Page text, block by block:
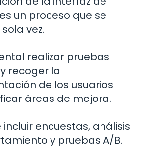
un proceso que se
vez.
realizar pruebas
recoger la
de los usuarios
áreas de mejora.
incluir encuestas, análisis
y pruebas A/B.